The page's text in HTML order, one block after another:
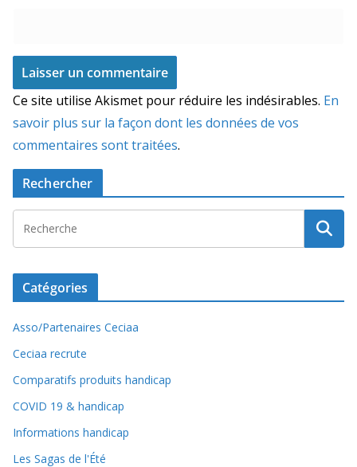
Ce site utilise Akismet pour réduire les indésirables. En
savoir plus sur la façon dont les données de vos
commentaires sont traitées.
Rechercher
Catégories
Asso/Partenaires Ceciaa
Ceciaa recrute
Comparatifs produits handicap
COVID 19 & handicap
Informations handicap
Les Sagas de l'Été